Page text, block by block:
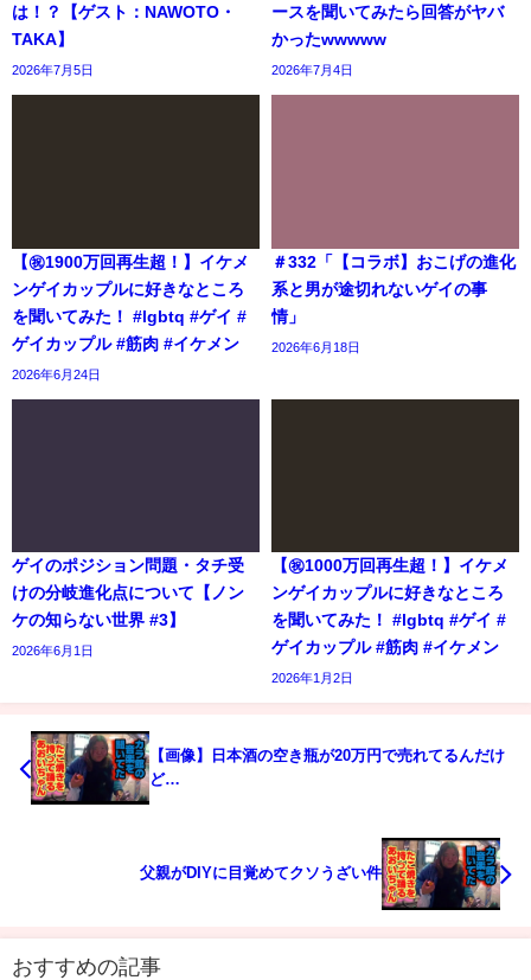
は！？【ゲスト：NAWOTO・
TAKA】
2026年7月5日
ースを聞いてみたら回答がヤバ
かったwwwww
2026年7月4日
【㊗️1900万回再生超！】イケメ
ンゲイカップルに好きなところ
を聞いてみた！ #lgbtq #ゲイ #
ゲイカップル #筋肉 #イケメン
2026年6月24日
＃332「【コラボ】おこげの進化
系と男が途切れないゲイの事
情」
2026年6月18日
ゲイのポジション問題・タチ受
けの分岐進化点について【ノン
ケの知らない世界 #3】
2026年6月1日
【㊗️1000万回再生超！】イケメ
ンゲイカップルに好きなところ
を聞いてみた！ #lgbtq #ゲイ #
ゲイカップル #筋肉 #イケメン
2026年1月2日
【画像】日本酒の空き瓶が20万円で売れてるんだけ
ど…
父親がDIYに目覚めてクソうざい件
おすすめの記事